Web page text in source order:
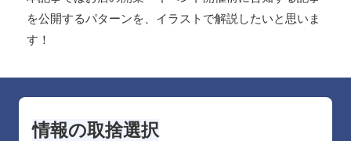
を公開するパターンを、イラストで解説したいと思いま
す！
情報の取捨選択